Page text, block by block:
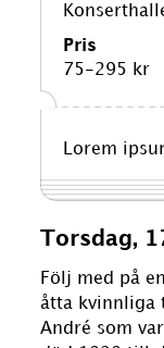
Torsdag,
Följ med på
åtta kvinnliga
André som
Pris
75-295 kr
Lorem